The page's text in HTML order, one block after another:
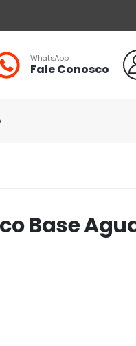
WhatsApp
Fale Conosco
Base